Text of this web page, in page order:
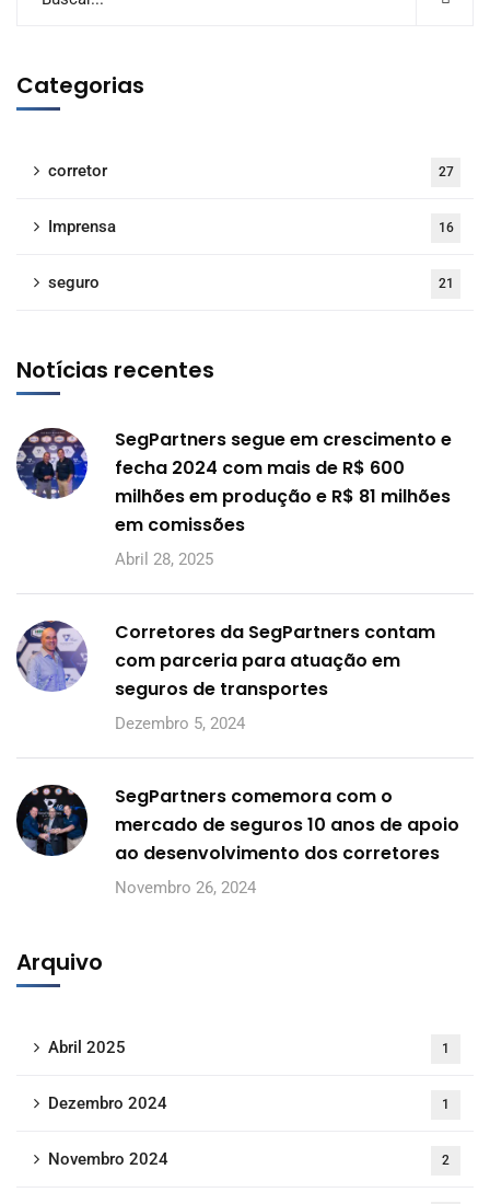
Categorias
corretor 27
Imprensa 16
seguro 21
Notícias recentes
SegPartners segue em crescimento e
fecha 2024 com mais de R$ 600
milhões em produção e R$ 81 milhões
em comissões
Abril 28, 2025
Corretores da SegPartners contam
com parceria para atuação em
seguros de transportes
Dezembro 5, 2024
SegPartners comemora com o
mercado de seguros 10 anos de apoio
ao desenvolvimento dos corretores
Novembro 26, 2024
Arquivo
Abril 2025 1
Dezembro 2024 1
Novembro 2024 2